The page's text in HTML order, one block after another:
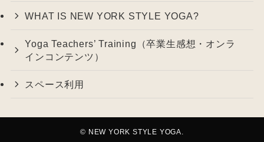
WHAT IS NEW YORK STYLE YOGA?
Yoga Teachers’ Training（卒業生感想・オンラ
インコンテンツ）
スペース利用
© NEW YORK STYLE YOGA.